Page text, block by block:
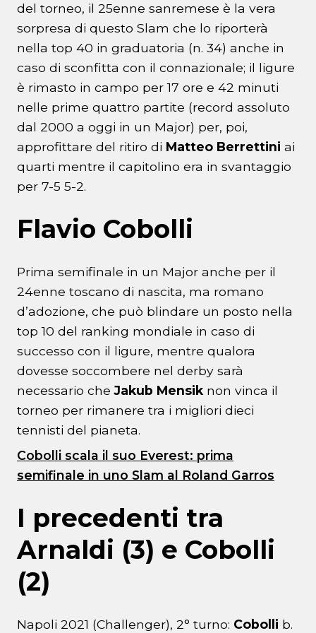
del torneo, il 25enne sanremese è la vera
sorpresa di questo Slam che lo riporterà
nella top 40 in graduatoria (n. 34) anche in
caso di sconfitta con il connazionale; il ligure
è rimasto in campo per 17 ore e 42 minuti
nelle prime quattro partite (record assoluto
dal 2000 a oggi in un Major) per, poi,
approfittare del ritiro di Matteo Berrettini ai
quarti mentre il capitolino era in svantaggio
per 7-5 5-2.
Flavio Cobolli
Prima semifinale in un Major anche per il
24enne toscano di nascita, ma romano
d’adozione, che può blindare un posto nella
top 10 del ranking mondiale in caso di
successo con il ligure, mentre qualora
dovesse soccombere nel derby sarà
necessario cheJakub Mensik non vinca il
torneo per rimanere tra i migliori dieci
tennisti del pianeta.
Cobolli scala il suo Everest: prima
semifinale in uno Slam al Roland Garros
I precedenti tra
Arnaldi (3) e Cobolli
(2)
Napoli 2021 (Challenger), 2° turno: Cobolli b.